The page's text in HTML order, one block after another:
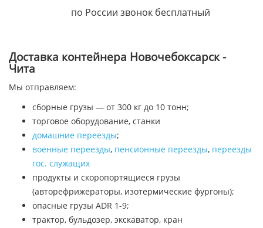
по России звонок бесплатный
Доставка контейнера Новочебоксарск -
Чита
Мы отправляем:
сборные грузы — от 300 кг до 10 тонн;
торговое оборудование, станки
домашние переезды;
военные переезды, пенсионные переезды, переезды
гос. служащих
продукты и скоропортящиеся грузы
(авторефрижераторы, изотермические фургоны);
опасные грузы ADR 1-9;
трактор, бульдозер, экскаватор, кран